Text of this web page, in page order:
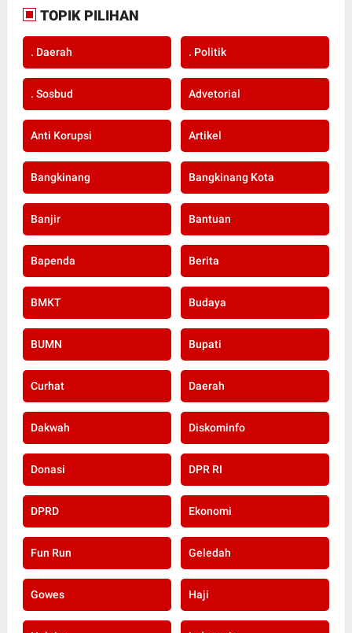
TOPIK PILIHAN
. Daerah . Politik
. Sosbud Advetorial
Anti Korupsi Artikel
Bangkinang Bangkinang Kota
Banjir Bantuan
Bapenda Berita
BMKT Budaya
BUMN Bupati
Curhat Daerah
Dakwah Diskominfo
Donasi DPR RI
DPRD Ekonomi
Fun Run Geledah
Gowes Haji